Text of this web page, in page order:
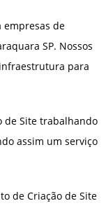
empresas de
SP. Nossos
para
de Site trabalhando
assim um serviço
de Criação de Site